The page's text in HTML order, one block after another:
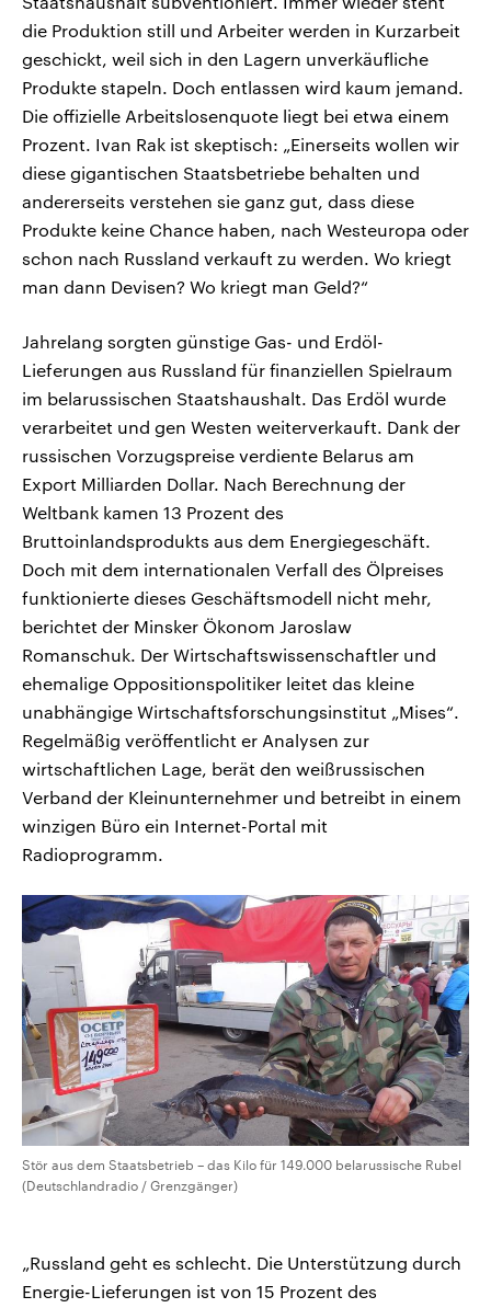
die Produktion still und Arbeiter werden in Kurzarbeit
geschickt, weil sich in den Lagern unverkäufliche
Produkte stapeln. Doch entlassen wird kaum jemand.
Die offizielle Arbeitslosenquote liegt bei etwa einem
Prozent. Ivan Rak ist skeptisch: „Einerseits wollen wir
diese gigantischen Staatsbetriebe behalten und
andererseits verstehen sie ganz gut, dass diese
Produkte keine Chance haben, nach Westeuropa oder
schon nach Russland verkauft zu werden. Wo kriegt
man dann Devisen? Wo kriegt man Geld?“
Jahrelang sorgten günstige Gas- und Erdöl-
Lieferungen aus Russland für finanziellen Spielraum
im belarussischen Staatshaushalt. Das Erdöl wurde
verarbeitet und gen Westen weiterverkauft. Dank der
russischen Vorzugspreise verdiente Belarus am
Export Milliarden Dollar. Nach Berechnung der
Weltbank kamen 13 Prozent des
Bruttoinlandsprodukts aus dem Energiegeschäft.
Doch mit dem internationalen Verfall des Ölpreises
funktionierte dieses Geschäftsmodell nicht mehr,
berichtet der Minsker Ökonom Jaroslaw
Romanschuk. Der Wirtschaftswissenschaftler und
ehemalige Oppositionspolitiker leitet das kleine
unabhängige Wirtschaftsforschungsinstitut „Mises“.
Regelmäßig veröffentlicht er Analysen zur
wirtschaftlichen Lage, berät den weißrussischen
Verband der Kleinunternehmer und betreibt in einem
winzigen Büro ein Internet-Portal mit
Radioprogramm.
Stör aus dem Staatsbetrieb – das Kilo für 149.000 belarussische Rubel
(Deutschlandradio / Grenzgänger)
„Russland geht es schlecht. Die Unterstützung durch
Energie-Lieferungen ist von 15 Prozent des